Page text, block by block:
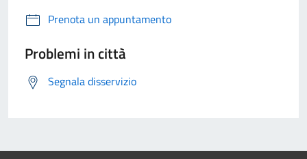
Prenota un appuntamento
Problemi in città
Segnala disservizio